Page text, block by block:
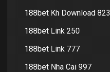
188bet Kh Download 823
188bet Link 250
188bet Link 777
188bet Nha Cai 997